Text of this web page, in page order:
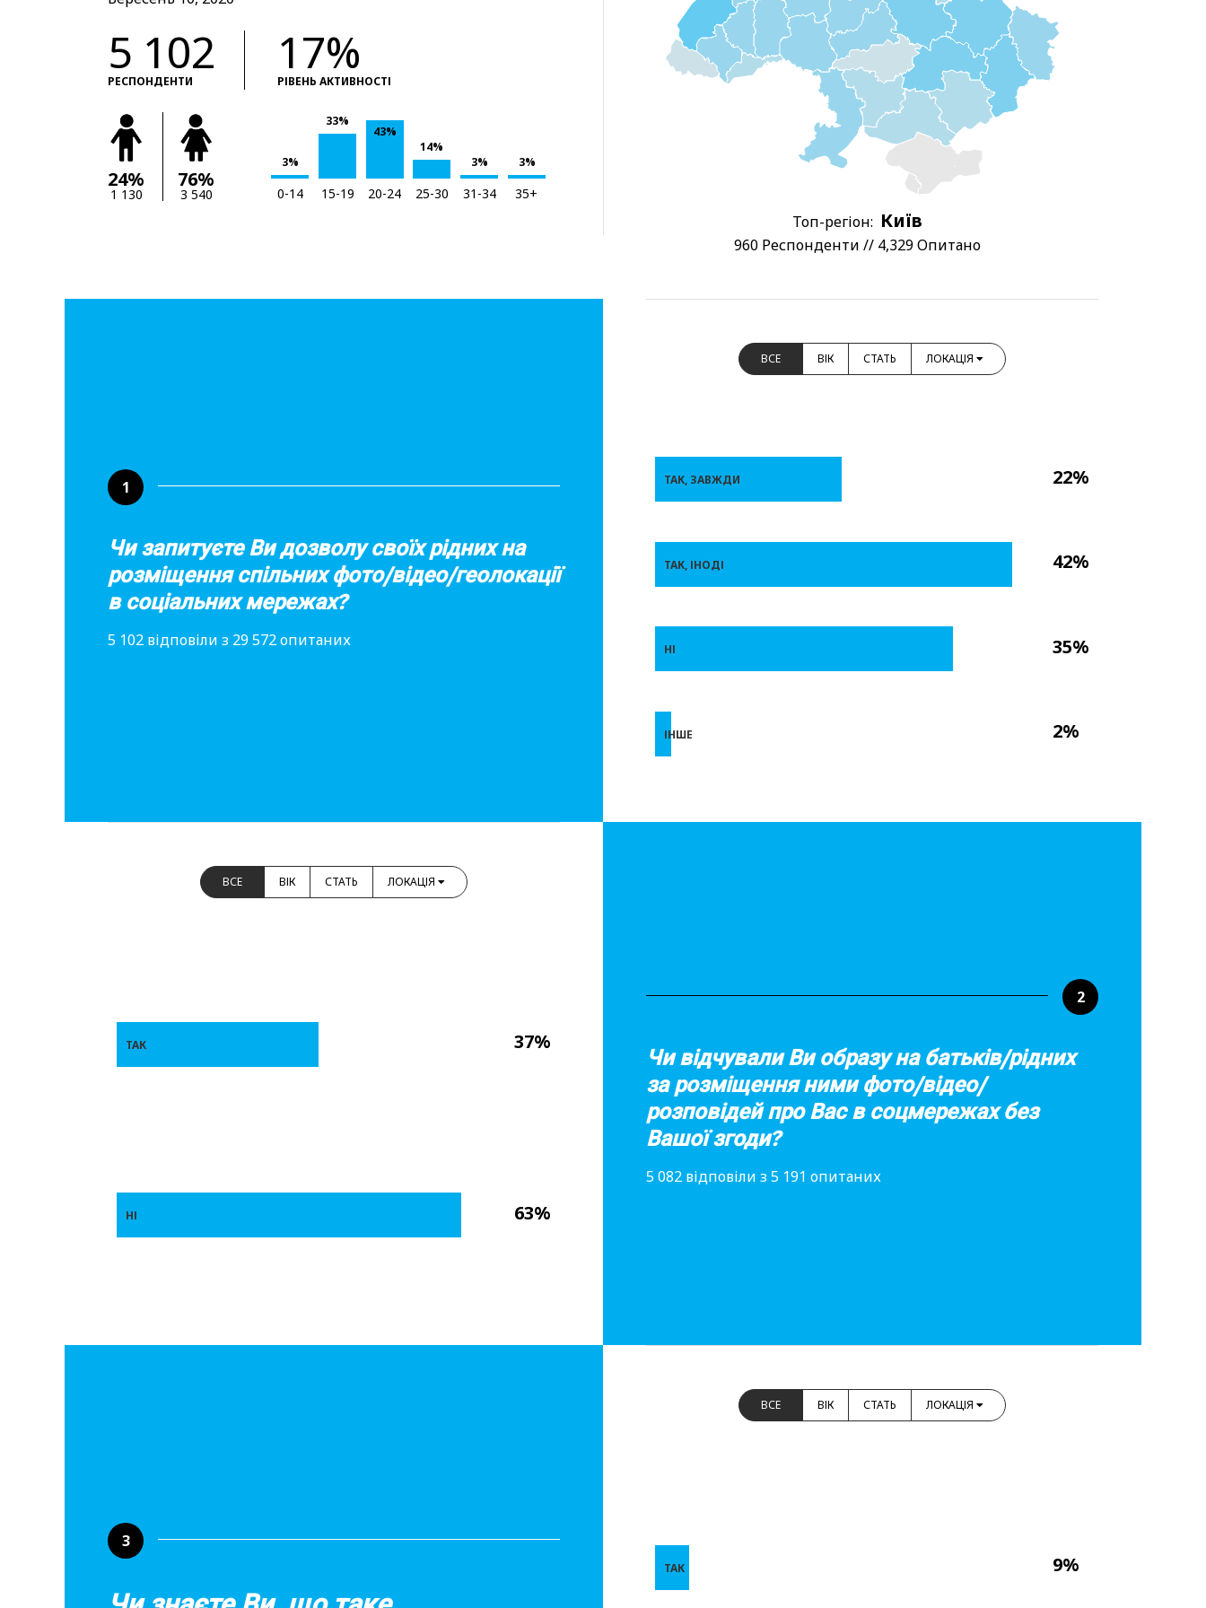
5 102
РЕСПОНДЕНТИ
17%
РІВЕНЬ АКТИВНОСТІ
24%
1 130
76%
3 540
3%
33%
43%
14%
3%
3%
0-14 15-19 20-24 25-30 31-34 35+
Топ-регіон: Київ
960 Респонденти // 4,329 Опитано
1
Чи запитуєте Ви дозволу своїх рідних на
розміщення спільних фото/відео/геолокації
в соціальних мережах?
5 102 відповіли з 29 572 опитаних
ВСЕ ВІК СТАТЬ ЛОКАЦІЯ
22%
42%
35%
2%
ТАК, ЗАВЖДИ
ТАК, ІНОДІ
НІ
ІНШЕ
2
Чи відчували Ви образу на батьків/рідних
за розміщення ними фото/відео/
розповідей про Вас в соцмережах без
Вашої згоди?
5 082 відповіли з 5 191 опитаних
ВСЕ ВІК СТАТЬ ЛОКАЦІЯ
37%
63%
ТАК
НІ
3
ВСЕ ВІК СТАТЬ ЛОКАЦІЯ
9%
ТАК